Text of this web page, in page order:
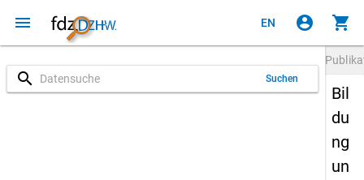
menu EN account_circle shopping_cart
search Suchen
Bil
du
ng
un